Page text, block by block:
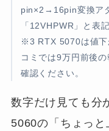
pin×2→16pin変換ア
「12VHPWR」と表
※3 RTX 5070は値下
コミでは9万円前後
確認ください。
数字だけ見ても分
5060の「ちょっと